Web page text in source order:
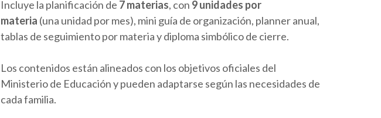
$ 40.000,00.$ 35.000,00.
Incluye la planificación de 7 materias, con 9 unidades por
materia (una unidad por mes), mini guía de organización, planner anual,
tablas de seguimiento por materia y diploma simbólico de cierre.
Los contenidos están alineados con los objetivos oficiales del
Ministerio de Educación y pueden adaptarse según las necesidades de
cada familia.